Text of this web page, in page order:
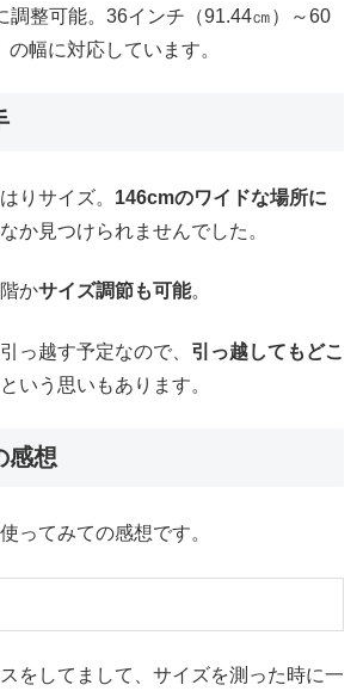
調整可能。36インチ（91.44㎝）～60
幅に対応しています。
りサイズ。 146cmのワイドな場所に
か見つけられませんでした。
かサイズ調節も可能。
っ越す予定なので、 引っ越してもどこ
という思いもあります。
感想
ってみての感想です。
をしてまして、サイズを測った時に一